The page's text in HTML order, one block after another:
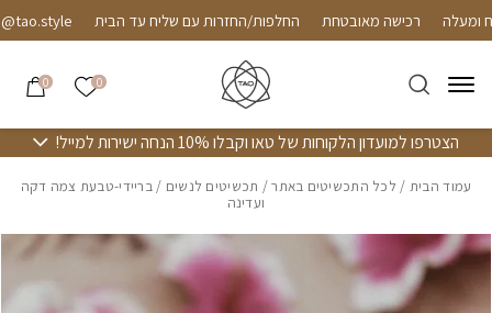
Skip to Contentרכישה מאובטחת החלפות/החזרות עם שליח עד הבית
0 הרשימה
0
הצטרפו למועדון הלקוחות של טאו וקבלו 10% הנחה ישירות למייל!
עמוד הבית / לכל התכשיטים באתר/ תכשיטים לנשים / בריידי-טבעת צמה דקה
ועדינה
בחזרה למעלה